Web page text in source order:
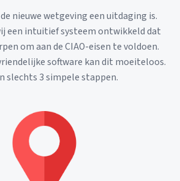
nieuwe wetgeving een uitdaging is.
een intuitief systeem ontwikkeld dat
om aan de CIAO-eisen te voldoen.
software kan dit moeiteloos.
slechts 3 simpele stappen.